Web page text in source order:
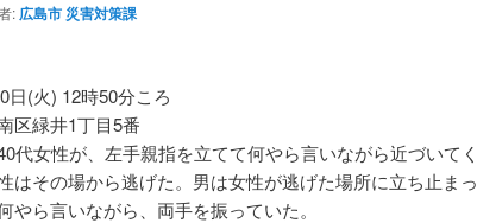
: 広島市 災害対策課
日(火) 12時50分ころ
区緑井1丁目5番
代女性が、左手親指を立てて何やら言いながら近づいてく
はその場から逃げた。男は女性が逃げた場所に立ち止まっ
やら言いながら、両手を振っていた。